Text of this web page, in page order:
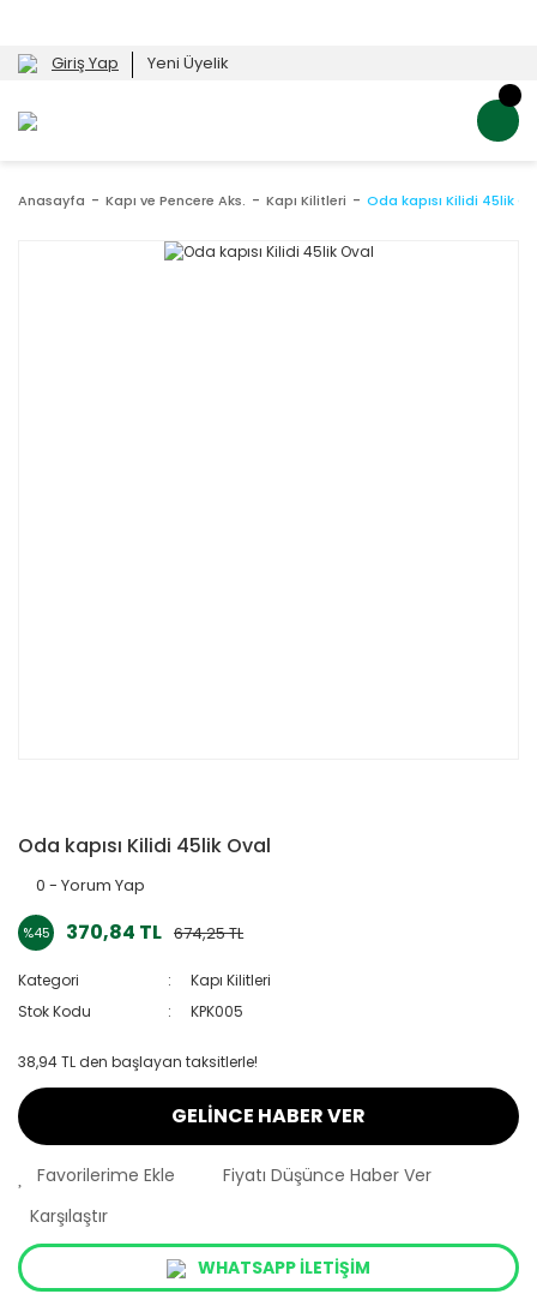
Giriş Yap Yeni Üyelik
Anasayfa Kapı ve Pencere Aks. Kapı Kilitleri Oda kapısı Kilidi 45lik
Oda kapısı Kilidi 45lik Oval
0 - Yorum Yap
%45 370,84 TL 674,25 TL
Kategori
Kapı Kilitleri
Stok Kodu
KPK005
38,94 TL den başlayan taksitlerle!
GELİNCE HABER VER
Fiyatı Düşünce Haber Ver
Karşılaştır
WHATSAPP İLETİŞİM